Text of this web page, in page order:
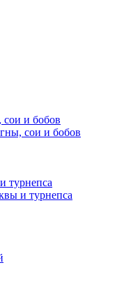
и бобов
сои и бобов
турнепса
и турнепса